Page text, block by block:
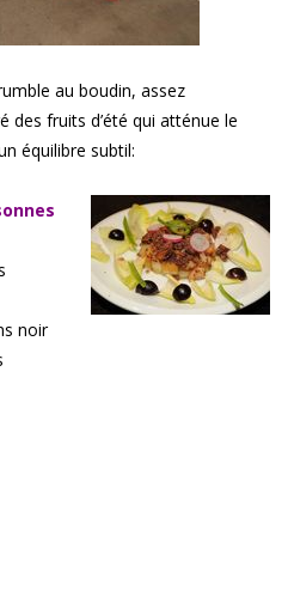
au boudin, assez
des fruits d’été qui atténue le
équilibre subtil:
noir